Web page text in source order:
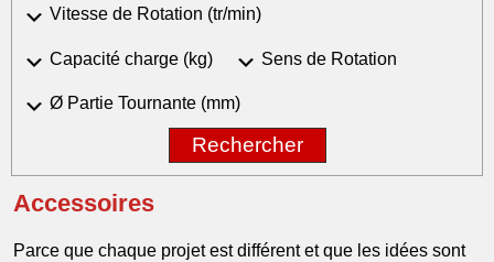
Vitesse de Rotation (tr/min)
Capacité charge (kg) Sens de Rotation
Ø Partie Tournante (mm)
Rechercher
Accessoires
Parce que chaque projet est différent et que les idées sont